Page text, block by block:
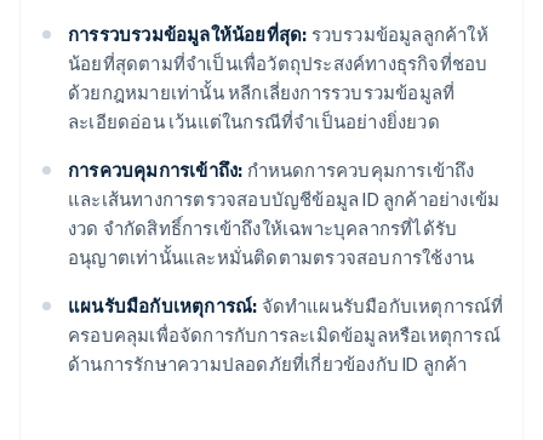
การรวบรวมข้อมูลให้น้อยที่สุด: รวบรวมข้อมูลลูกค้าให้
น้อยที่สุดตามที่จำเป็นเพื่อวัตถุประสงค์ทางธุรกิจที่ชอบ
ด้วยกฎหมายเท่านั้น หลีกเลี่ยงการรวบรวมข้อมูลที่
ละเอียดอ่อน เว้นแต่ในกรณีที่จำเป็นอย่างยิ่งยวด
การควบคุมการเข้าถึง: กำหนดการควบคุมการเข้าถึง
และเส้นทางการตรวจสอบบัญชีข้อมูล ID ลูกค้าอย่างเข้ม
งวด จำกัดสิทธิ์การเข้าถึงให้เฉพาะบุคลากรที่ได้รับ
อนุญาตเท่านั้นและหมั่นติดตามตรวจสอบการใช้งาน
แผนรับมือกับเหตุการณ์: จัดทำแผนรับมือกับเหตุการณ์ที่
ครอบคลุมเพื่อจัดการกับการละเมิดข้อมูลหรือเหตุการณ์
ด้านการรักษาความปลอดภัยที่เกี่ยวข้องกับ ID ลูกค้า